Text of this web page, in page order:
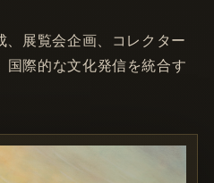
展覧会企画、コレクター
国際的な文化発信を統合す